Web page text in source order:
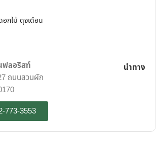
กไม้ ดุจเดือน
ฟลอริสท์
ถนนสวนผัก
773-3553
นำทาง